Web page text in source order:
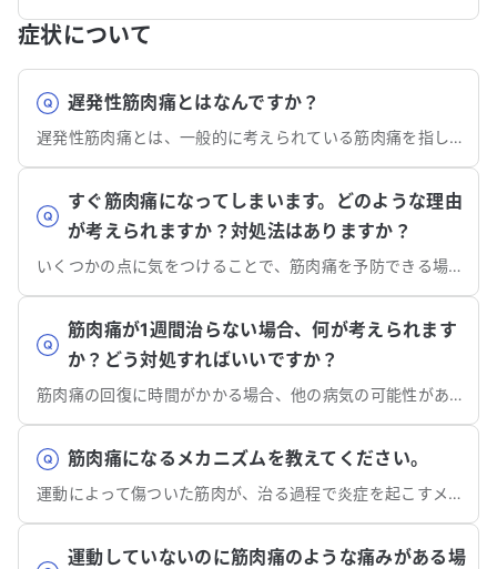
症状について
遅発性筋肉痛とはなんですか？
遅発性筋肉痛とは、一般的に考えられている筋肉痛を指します。
すぐ筋肉痛になってしまいます。どのような理由
が考えられますか？対処法はありますか？
いくつかの点に気をつけることで、筋肉痛を予防できる場合があります。
筋肉痛が1週間治らない場合、何が考えられます
か？どう対処すればいいですか？
筋肉痛の回復に時間がかかる場合、他の病気の可能性があります。整形外科を受診することを検討しましょう。
筋肉痛になるメカニズムを教えてください。
運動によって傷ついた筋肉が、治る過程で炎症を起こすメカニズムが考えられています。
運動していないのに筋肉痛のような痛みがある場